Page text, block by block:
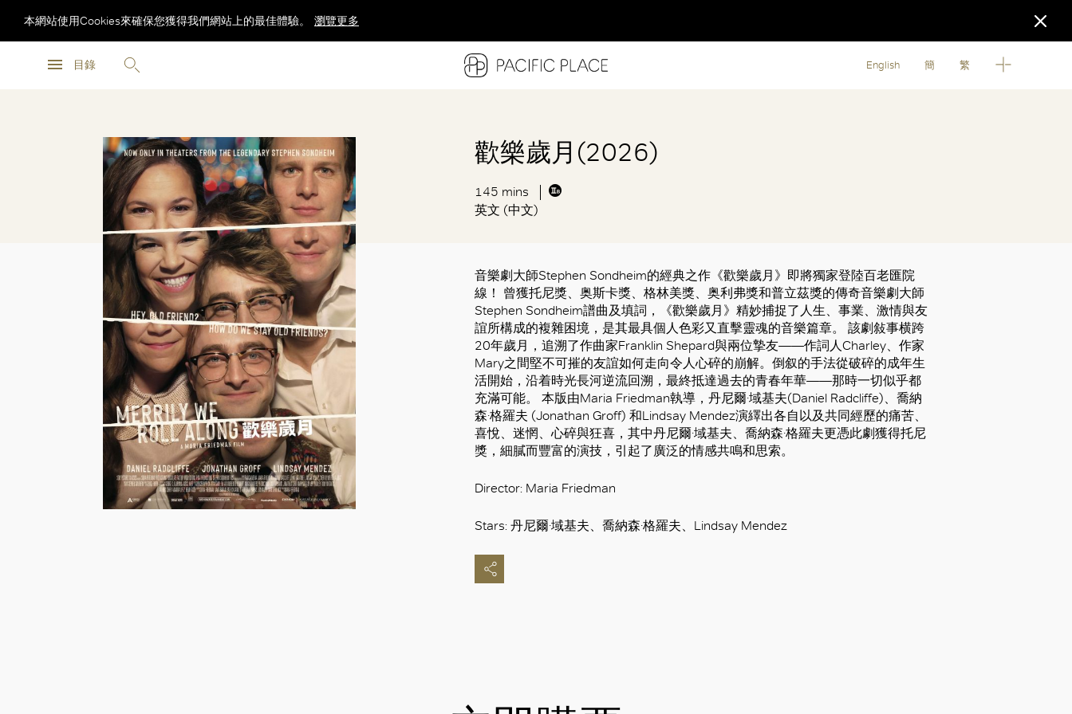
目錄
本網站使用Cookies來確保您獲得我們網站上的最佳體驗。 瀏覽更多
English 簡 繁
歡樂歲月(2026)
145 mins
英文 (中文)
音樂劇大師Stephen Sondheim的經典之作《歡樂歲月》即將獨家登陸百老匯院
線！ 曾獲托尼獎、奥斯卡獎、格林美獎、奥利弗獎和普立茲獎的傳奇音樂劇大師
Stephen Sondheim譜曲及填詞，《歡樂歲月》精妙捕捉了人生、事業、激情與友
誼所構成的複雜困境，是其最具個人色彩又直擊靈魂的音樂篇章。 該劇敍事横跨
20年歲月，追溯了作曲家Franklin Shepard與兩位摯友——作詞人Charley、作家
Mary之間堅不可摧的友誼如何走向令人心碎的崩解。倒叙的手法從破碎的成年生
活開始，沿着時光長河逆流回溯，最終抵達過去的青春年華——那時一切似乎都
充滿可能。 本版由Maria Friedman執導，丹尼爾·域基夫(Daniel Radcliffe)、喬納
森·格羅夫 (Jonathan Groff) 和Lindsay Mendez演繹出各自以及共同經歷的痛苦、
喜悅、迷惘、心碎與狂喜，其中丹尼爾·域基夫、喬納森·格羅夫更憑此劇獲得托尼
獎，細膩而豐富的演技，引起了廣泛的情感共鳴和思索。
Director: Maria Friedman
Stars: 丹尼爾·域基夫、喬納森·格羅夫、Lindsay Mendez